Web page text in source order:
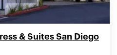
& Suites San Diego